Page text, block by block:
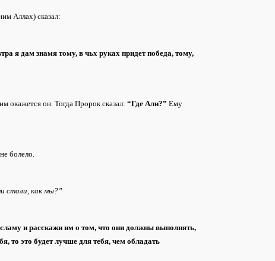
Аллах) сказал:
я дам знамя тому, в чьх руках придет победа, тому,
окажется он. Тогда Пророк сказал: “Где Али?” Ему
болело.
стали, как мы?”
и расскажи им о том, что они должны выполнять,
то это будет лучше для тебя, чем обладать